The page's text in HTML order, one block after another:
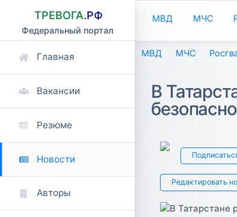
ТРЕВОГА.РФ
Федеральный портал
Главная
Вакансии
Резюме
Новости
Авторы
МВД МЧС
МВД МЧС
В
Редактировать